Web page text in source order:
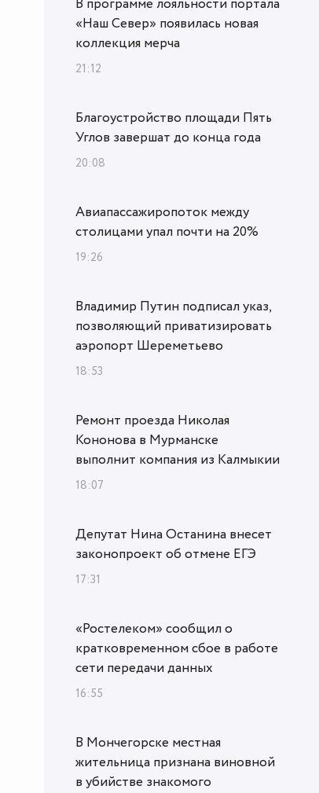
В программе лояльности портала
«Наш Север» появилась новая
коллекция мерча
21:12
Благоустройство площади Пять
Углов завершат до конца года
20:08
Авиапассажиропоток между
столицами упал почти на 20%
19:26
Владимир Путин подписал указ,
позволяющий приватизировать
аэропорт Шереметьево
18:53
Ремонт проезда Николая
Кононова в Мурманске
выполнит компания из Калмыкии
18:07
Депутат Нина Останина внесет
законопроект об отмене ЕГЭ
17:31
«Ростелеком» сообщил о
кратковременном сбое в работе
сети передачи данных
16:55
В Мончегорске местная
жительница признана виновной
в убийстве знакомого